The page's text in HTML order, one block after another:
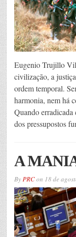
Eugenio Trujillo
civilização, a
ordem temporal.
harmonia, nem há
Quando erradicada
dos pressupostos
A
ByPRCon 18 de